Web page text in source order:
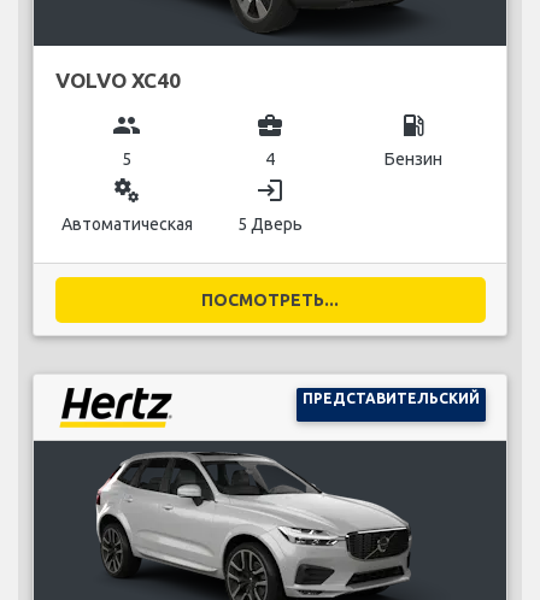
VOLVO XC40
group
5
business_center
4
local_gas_station
Бензин
miscellaneous_services
Автоматическая
login
5 Дверь
ПОСМОТРЕТЬ...
ПРЕДСТАВИТЕЛЬСКИЙ